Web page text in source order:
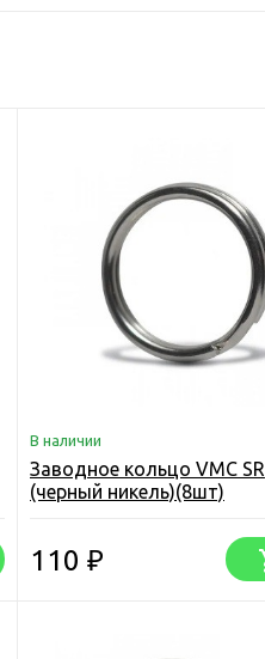
В наличии
Заводное кольцо VMC SR
(черный никель)(8шт)
110 ₽